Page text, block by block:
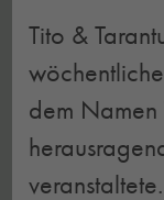
Tito &
dem Namen